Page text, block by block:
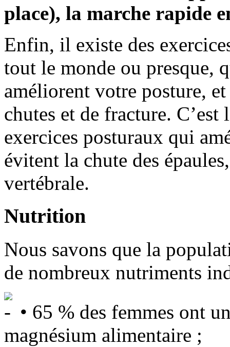
place), la marche rapide
Enfin, il existe des
tout le monde ou presque,
améliorent votre posture,
chutes et de fracture. C’est
exercices posturaux qui
évitent la chute des
vertébrale.
Nutrition
Nous savons que la
de nombreux nutriments
• 65 % des femmes ont
magnésium alimentaire ;